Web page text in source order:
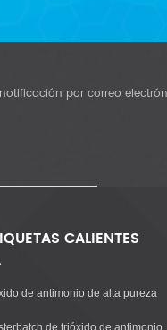
por correo
CALIENTES
de antimonio de alta pureza
de trióxido de antimonio